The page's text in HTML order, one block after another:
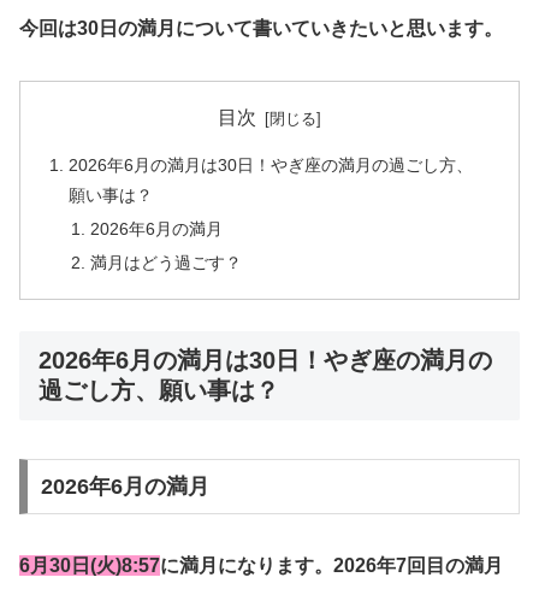
今回は30日の満月について書いていきたいと思います。
目次
2026年6月の満月は30日！やぎ座の満月の過ごし方、
願い事は？
2026年6月の満月
満月はどう過ごす？
2026年6月の満月は30日！やぎ座の満月の
過ごし方、願い事は？
2026年6月の満月
6月30日(火)8:57に満月になります。2026年7回目の満月